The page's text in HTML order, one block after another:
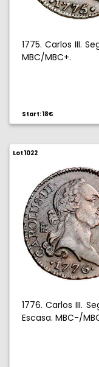
1775. Carlos III.
MBC/MBC+.
Start: 18€
Lot 1022
1776. Carlos III.
Escasa. MBC-/